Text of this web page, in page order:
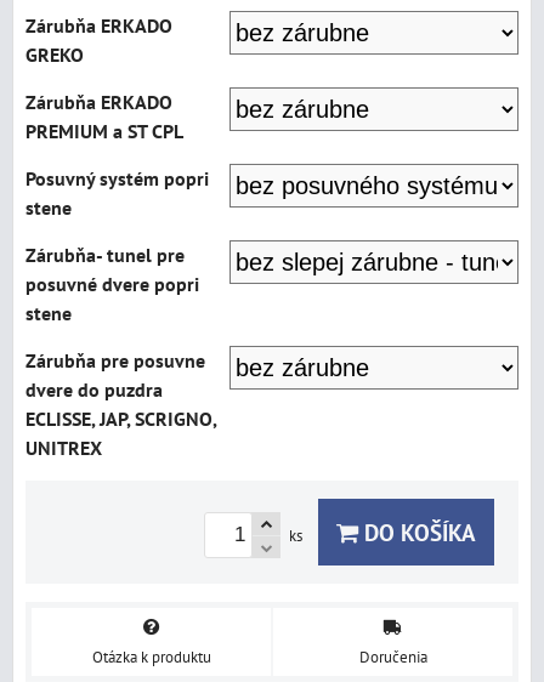
Zárubňa ERKADO
GREKO
Zárubňa ERKADO
PREMIUM a ST CPL
Posuvný systém popri
stene
Zárubňa- tunel pre
posuvné dvere popri
stene
Zárubňa pre posuvne
dvere do puzdra
ECLISSE, JAP, SCRIGNO,
UNITREX
ks DO KOŠÍKA
Otázka k produktu Doručenia